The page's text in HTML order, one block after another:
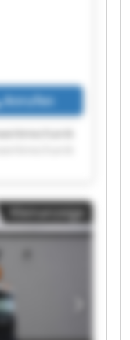
Anrufen
Kleinanzeige